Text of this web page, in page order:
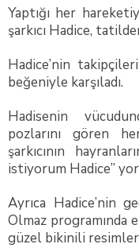
Yaptığı her
şarkıcı Hadice,
Hadice’nin
beğeniyle karşıladı.
Hadisenin
pozlarını gören
şarkıcının
istiyorum Hadice”
Ayrıca Hadice’nin
Olmaz
güzel bikinili